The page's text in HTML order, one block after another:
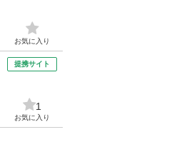
お気に入り
提携サイト
1
お気に入り